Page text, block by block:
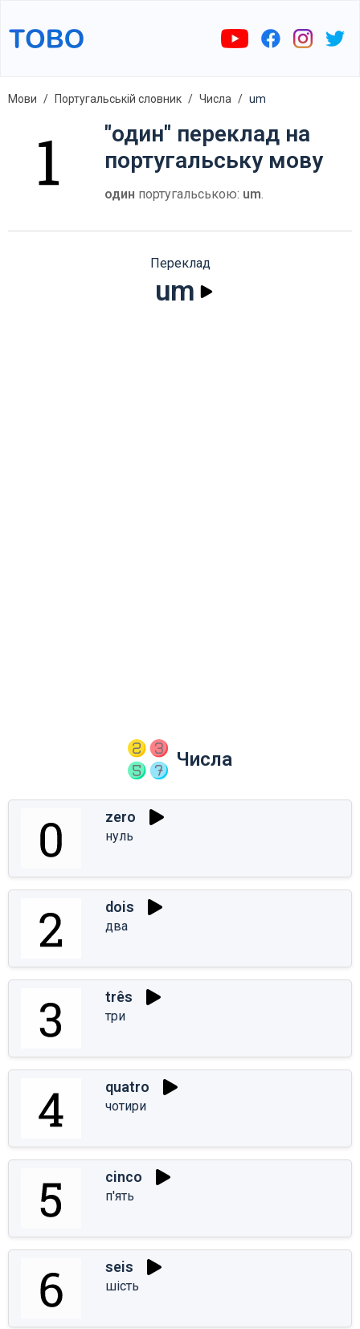
Мови Португальській словник Числа um
"один" переклад на
португальську мову
один португальською: um.
Переклад
um
Числа
zero
нуль
dois
два
três
три
quatro
чотири
cinco
п'ять
seis
шість